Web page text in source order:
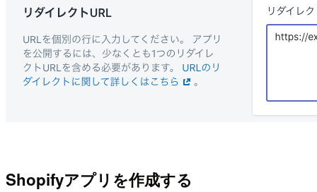
Shopifyアプリを作成する